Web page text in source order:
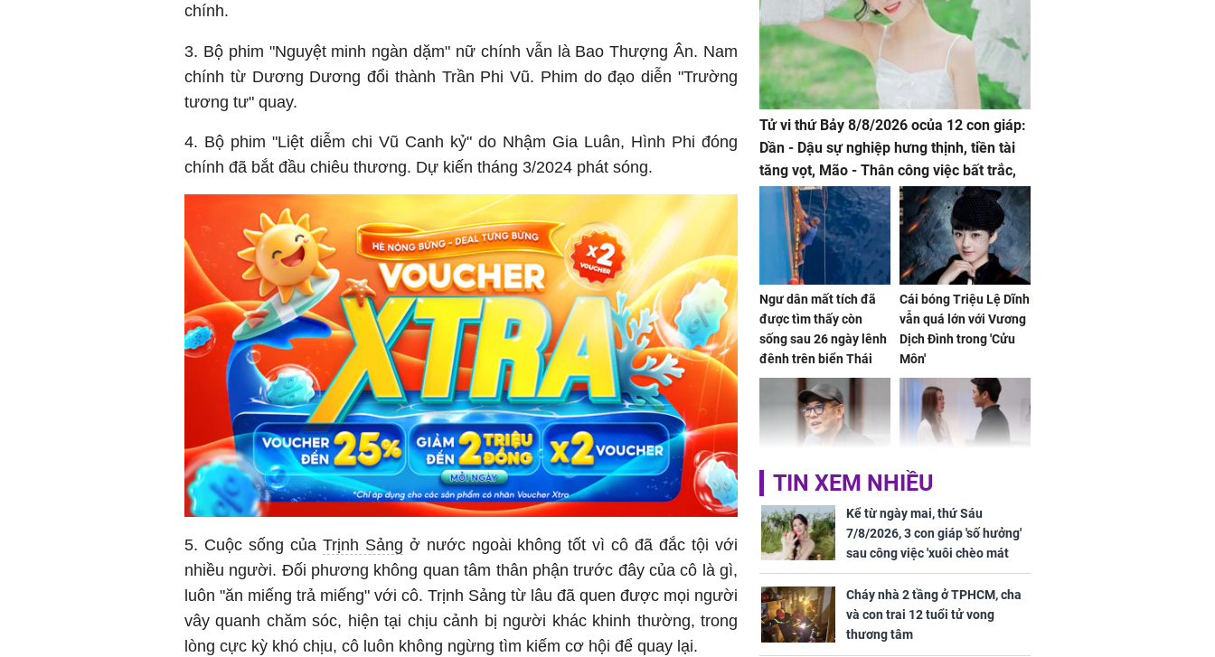
chính.
3. Bộ phim "Nguyệt minh ngàn dặm" nữ chính vẫn là Bao Thượng Ân. Nam
chính từ Dương Dương đổi thành Trần Phi Vũ. Phim do đạo diễn "Trường
tương tư" quay.
4. Bộ phim "Liệt diễm chi Vũ Canh kỷ" do Nhậm Gia Luân, Hình Phi đóng
chính đã bắt đầu chiêu thương. Dự kiến tháng 3/2024 phát sóng.
5. Cuộc sống của Trịnh Sảng ở nước ngoài không tốt vì cô đã đắc tội với
nhiều người. Đối phương không quan tâm thân phận trước đây của cô là gì,
luôn "ăn miếng trả miếng" với cô. Trịnh Sảng từ lâu đã quen được mọi người
vây quanh chăm sóc, hiện tại chịu cảnh bị người khác khinh thường, trong
lòng cực kỳ khó chịu, cô luôn không ngừng tìm kiếm cơ hội để quay lại.
Tử vi thứ Bảy 8/8/2026 ocủa 12 con giáp:
Dần - Dậu sự nghiệp hưng thịnh, tiền tài
tăng vọt, Mão - Thân công việc bất trắc,
tiền mất tật mang
Ngư dân mất tích đã
được tìm thấy còn
sống sau 26 ngày lênh
đênh trên biển Thái
Bình Dương
Cái bóng Triệu Lệ Dĩnh
vẫn quá lớn với Vương
Dịch Đình trong 'Cửu
Môn'
Lý Liên Kiệt lên tiếng
sau tin đồn thay tim,
cởi áo chứng minh sức
khỏe
Cô gái bị ép đi xem
mắt, nhưng vừa thấy
đối tượng mai mối thì
đỏ mặt ‘đứng hình’
TIN XEM NHIỀU
Kể từ ngày mai, thứ Sáu
7/8/2026, 3 con giáp 'số hưởng'
sau công việc 'xuôi chèo mát
mái', tiền tài 'thu về như nước',
tình duyên viên mãn
Cháy nhà 2 tầng ở TPHCM, cha
và con trai 12 tuổi tử vong
thương tâm